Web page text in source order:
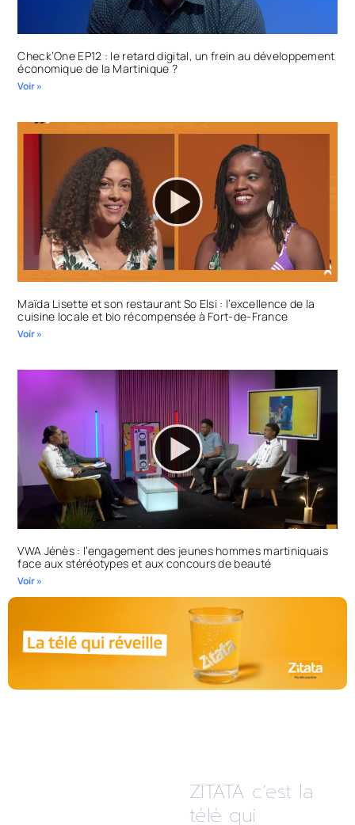
Check’One EP12 : le retard digital, un frein au développement
économique de la Martinique ?
Voir »
Maïda Lisette et son restaurant So Elsi : l’excellence de la
cuisine locale et bio récompensée à Fort-de-France
Voir »
VWA Jénès : l’engagement des jeunes hommes martiniquais
face aux stéréotypes et aux concours de beauté
Voir »
ZITATA c’est la
télé qui